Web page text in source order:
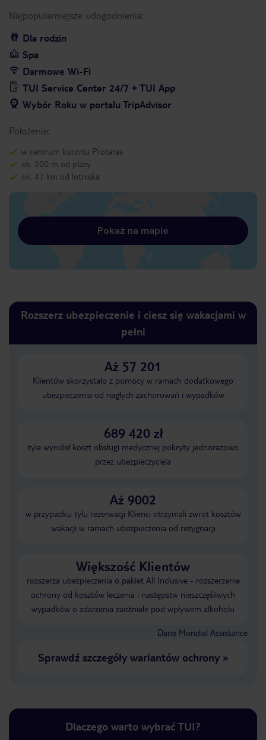
Najpopularniejsze udogodnienia:
Dla rodzin
Spa
Darmowe Wi-Fi
TUI Service Center 24/7 + TUI App
Wybór Roku w portalu TripAdvisor
Położenie:
w centrum kurortu Protaras
ok. 200 m od plaży
ok. 47 km od lotniska
Pokaż na mapie
Rozszerz ubezpieczenie i ciesz się wakacjami w
pełni
Aż 57 201
Klientów skorzystało z pomocy w ramach dodatkowego
ubezpieczenia od nagłych zachorowań i wypadków
689 420 zł
tyle wyniósł koszt obsługi medycznej pokryty jednorazowo
przez ubezpieczyciela
Aż 9002
w przypadku tylu rezerwacji Klienci otrzymali zwrot kosztów
wakacji w ramach ubezpieczenia od rezygnacji
Większość Klientów
rozszerza ubezpieczenia o pakiet All Inclusive - rozszerzenie
ochrony od kosztów leczenia i następstw nieszczęśliwych
wypadków o zdarzenia zaistniałe pod wpływem alkoholu
Dane Mondial Assistance
Sprawdź szczegóły wariantów ochrony»
Dlaczego warto wybrać TUI?